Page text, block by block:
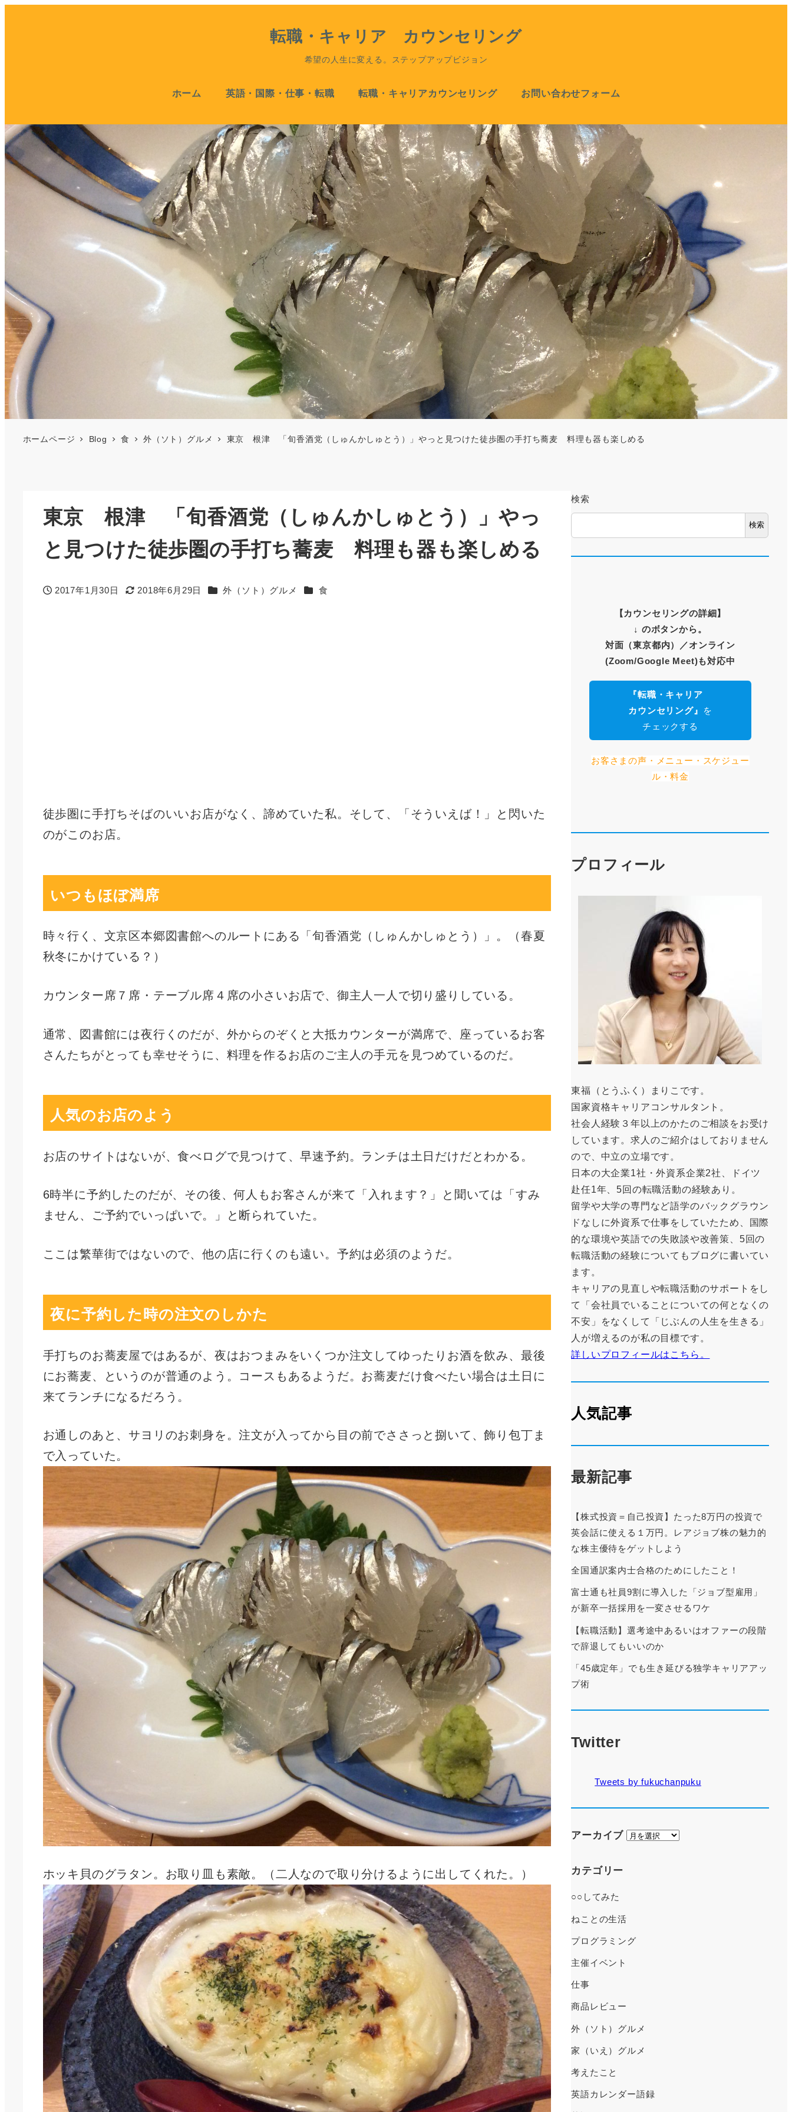
転職・キャリア カウンセリング
希望の人生に変える。ステップアップビジョン
ホーム 英語・国際・仕事・転職 転職・キャリアカウンセリング お問い合わせフォーム
ホームページ Blog 食 外（ソト）グルメ 東京 根津 「旬香酒党（しゅんかしゅとう）」やっと見つけた徒歩圏の手打ち蕎麦 料理も器も楽しめる
東京 根津 「旬香酒党（しゅんかしゅとう）」やっ
と見つけた徒歩圏の手打ち蕎麦 料理も器も楽しめる
投稿日
2017年1月30日
更新日
2018年6月29日 カテゴリー
外（ソト）グルメ カテゴリー
食
徒歩圏に手打ちそばのいいお店がなく、諦めていた私。そして、「そういえば！」と閃いた
のがこのお店。
いつもほぼ満席
時々行く、文京区本郷図書館へのルートにある「旬香酒党（しゅんかしゅとう）」。（春夏
秋冬にかけている？）
カウンター席７席・テーブル席４席の小さいお店で、御主人一人で切り盛りしている。
通常、図書館には夜行くのだが、外からのぞくと大抵カウンターが満席で、座っているお客
さんたちがとっても幸せそうに、料理を作るお店のご主人の手元を見つめているのだ。
人気のお店のよう
お店のサイトはないが、食べログで見つけて、早速予約。ランチは土日だけだとわかる。
6時半に予約したのだが、その後、何人もお客さんが来て「入れます？」と聞いては「すみ
ません、ご予約でいっぱいで。」と断られていた。
ここは繁華街ではないので、他の店に行くのも遠い。予約は必須のようだ。
夜に予約した時の注文のしかた
手打ちのお蕎麦屋ではあるが、夜はおつまみをいくつか注文してゆったりお酒を飲み、最後
にお蕎麦、というのが普通のよう。コースもあるようだ。お蕎麦だけ食べたい場合は土日に
来てランチになるだろう。
お通しのあと、サヨリのお刺身を。注文が入ってから目の前でささっと捌いて、飾り包丁ま
で入っていた。
ホッキ貝のグラタン。お取り皿も素敵。（二人なので取り分けるように出してくれた。）
検索
検索
【カウンセリングの詳細】
↓ のボタンから。
対面（東京都内）
／オンライン
(Zoom/Google Meet)も対応中
『転職・キャリア
カウンセリング』
を
チェックする
お客さまの声・メニュー・スケジュー
ル・料金
プロフィール
東福（とうふく）まりこです。
国家資格キャリアコンサルタント。
社会人経験３年以上のかたのご相談をお受け
しています。求人のご紹介はしておりません
ので、中立の立場です。
日本の大企業1社・外資系企業2社、ドイツ
赴任1年、5回の転職活動の経験あり。
留学や大学の専門など語学のバックグラウン
ドなしに外資系で仕事をしていたため、国際
的な環境や英語での失敗談や改善策、5回の
転職活動の経験についてもブログに書いてい
ます。
キャリアの見直しや転職活動のサポートをし
て「会社員でいることについての何となくの
不安」をなくして「じぶんの人生を生きる」
人が増えるのが私の目標です。
詳しいプロフィールはこちら。
人気記事
最新記事
【株式投資＝自己投資】たった8万円の投資で
英会話に使える１万円。レアジョブ株の魅力的
な株主優待をゲットしよう
全国通訳案内士合格のためにしたこと！
富士通も社員9割に導入した「ジョブ型雇用」
が新卒一括採用を一変させるワケ
【転職活動】選考途中あるいはオファーの段階
で辞退してもいいのか
「45歳定年」でも生き延びる独学キャリアアッ
プ術
Twitter
Tweets by fukuchanpuku
アーカイブ
ア
カテゴリー
○○してみた
ねことの生活
プログラミング
主催イベント
仕事
商品レビュー
外（ソト）グルメ
家（いえ）グルメ
考えたこと
英語カレンダー語録